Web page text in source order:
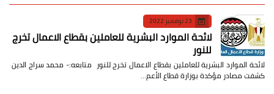
23 نوفمبر 2022
لائحة الموارد البشرية للعاملين بقطاع الاعمال تخرج
للنور
لائحة الموارد البشرية للعاملين بقطاع الاعمال تخرج للنور متابعه:- محمد سراج الدين
كشفت مصادر مؤكدة بوزارة قطاع الأعم…